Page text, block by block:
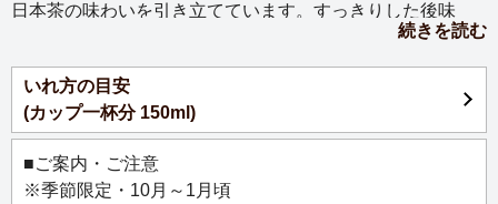
日本茶の味わいを引き立てています。すっきりした後味
続きを読む
いれ方の目安
(カップ一杯分 150ml)
■ご案内・ご注意
※季節限定・10月～1月頃